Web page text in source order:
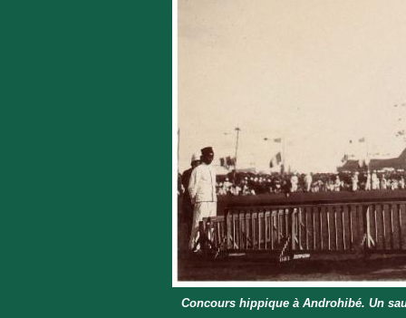
Concours hippique à Androhibé. Un